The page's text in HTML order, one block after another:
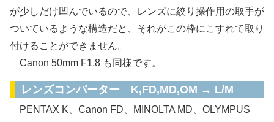
が少しだけ凹んでいるので、レンズに絞り操作用の取手が
ついているような構造だと、それがこの枠にこすれて取り
付けることができません。
Canon 50mm F1.8 も同様です。
レンズコンバーター K,FD,MD,OM → L/M
PENTAX K、Canon FD、MINOLTA MD、OLYMPUS